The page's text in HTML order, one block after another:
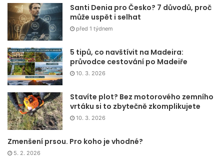
Santi Denia pro Česko? 7 důvodů, proč
může uspět i selhat
před 1 týdnem
5 tipů, co navštívit na Madeira:
průvodce cestování po Madeiře
10. 3. 2026
Stavíte plot? Bez motorového zemního
vrtáku si to zbytečně zkomplikujete
10. 3. 2026
Zmenšení prsou. Pro koho je vhodné?
5. 2. 2026